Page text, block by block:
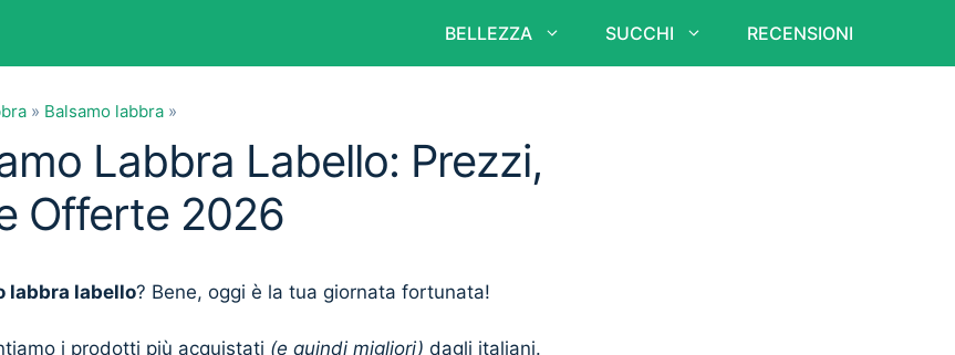
BELLEZZA SUCCHI RECENSIONI
» Balsamo labbra »
Labbra Labello: Prezzi,
Offerte 2026
labbra labello? Bene, oggi è la tua giornata fortunata!
i prodotti più acquistati (e quindi migliori) dagli italiani.